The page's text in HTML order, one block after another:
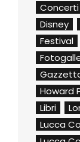
Concerti
Disney
Festival
Howard
Libri
Lucca